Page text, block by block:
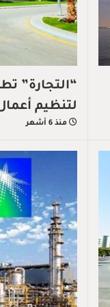
“التجارة”
لتنظيم
منذ 6 أشهر